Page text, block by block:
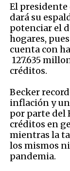
El presidente
dará su
potenciar el
hogares,
cuenta con
127.635
créditos.
Becker
inflación y
por parte del
créditos en
mientras la
los mismos
pandemia.